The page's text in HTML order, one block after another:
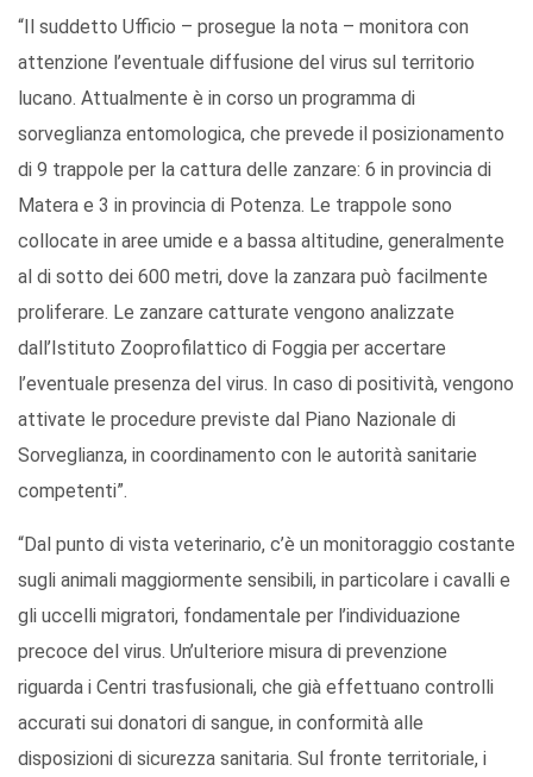
“Il suddetto Ufficio – prosegue la nota – monitora con
attenzione l’eventuale diffusione del virus sul territorio
lucano. Attualmente è in corso un programma di
sorveglianza entomologica, che prevede il posizionamento
di 9 trappole per la cattura delle zanzare: 6 in provincia di
Matera e 3 in provincia di Potenza. Le trappole sono
collocate in aree umide e a bassa altitudine, generalmente
al di sotto dei 600 metri, dove la zanzara può facilmente
proliferare. Le zanzare catturate vengono analizzate
dall’Istituto Zooprofilattico di Foggia per accertare
l’eventuale presenza del virus. In caso di positività, vengono
attivate le procedure previste dal Piano Nazionale di
Sorveglianza, in coordinamento con le autorità sanitarie
competenti”.
“Dal punto di vista veterinario, c’è un monitoraggio costante
sugli animali maggiormente sensibili, in particolare i cavalli e
gli uccelli migratori, fondamentale per l’individuazione
precoce del virus. Un’ulteriore misura di prevenzione
riguarda i Centri trasfusionali, che già effettuano controlli
accurati sui donatori di sangue, in conformità alle
disposizioni di sicurezza sanitaria. Sul fronte territoriale, i